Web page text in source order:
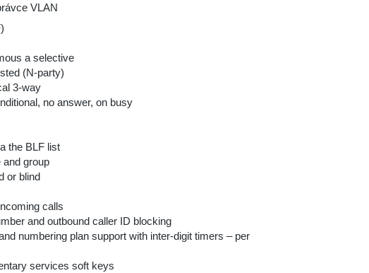
VLAN
a selective
(N-party)
3-way
no answer, on busy
the BLF list
group
or blind
calls
and outbound caller ID blocking
numbering plan support with inter-digit timers – per
services soft keys